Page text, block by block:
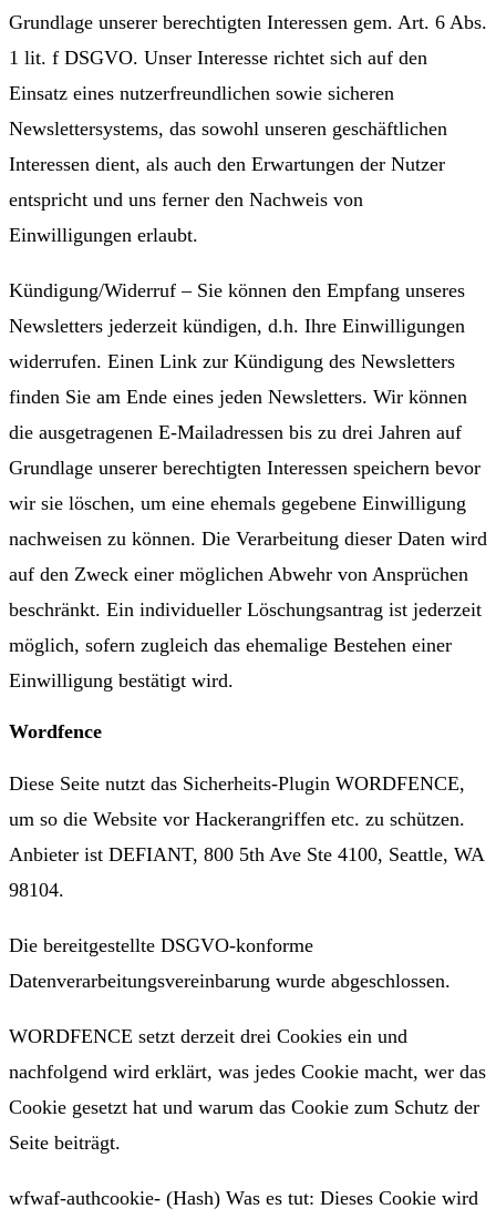
Grundlage unserer berechtigten Interessen gem. Art. 6 Abs.
1 lit. f DSGVO. Unser Interesse richtet sich auf den
Einsatz eines nutzerfreundlichen sowie sicheren
Newslettersystems, das sowohl unseren geschäftlichen
Interessen dient, als auch den Erwartungen der Nutzer
entspricht und uns ferner den Nachweis von
Einwilligungen erlaubt.
Kündigung/Widerruf – Sie können den Empfang unseres
Newsletters jederzeit kündigen, d.h. Ihre Einwilligungen
widerrufen. Einen Link zur Kündigung des Newsletters
finden Sie am Ende eines jeden Newsletters. Wir können
die ausgetragenen E-Mailadressen bis zu drei Jahren auf
Grundlage unserer berechtigten Interessen speichern bevor
wir sie löschen, um eine ehemals gegebene Einwilligung
nachweisen zu können. Die Verarbeitung dieser Daten wird
auf den Zweck einer möglichen Abwehr von Ansprüchen
beschränkt. Ein individueller Löschungsantrag ist jederzeit
möglich, sofern zugleich das ehemalige Bestehen einer
Einwilligung bestätigt wird.
Wordfence
Diese Seite nutzt das Sicherheits-Plugin WORDFENCE,
um so die Website vor Hackerangriffen etc. zu schützen.
Anbieter ist DEFIANT, 800 5th Ave Ste 4100, Seattle, WA
98104.
Die bereitgestellte DSGVO-konforme
Datenverarbeitungsvereinbarung wurde abgeschlossen.
WORDFENCE setzt derzeit drei Cookies ein und
nachfolgend wird erklärt, was jedes Cookie macht, wer das
Cookie gesetzt hat und warum das Cookie zum Schutz der
Seite beiträgt.
wfwaf-authcookie- (Hash) Was es tut: Dieses Cookie wird